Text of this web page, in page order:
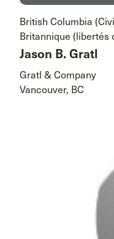
British Columbia
Britannique (libertés
Jason B. Gratl
Gratl & Company
Vancouver, BC